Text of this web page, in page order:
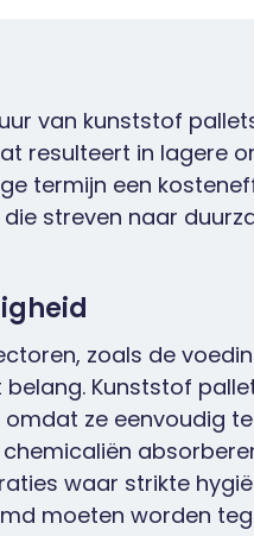
van kunststof
resulteert in lagere
termijn een
streven naar
zoals de
Kunststof
ze eenvoudig
waar strikte
moeten worden